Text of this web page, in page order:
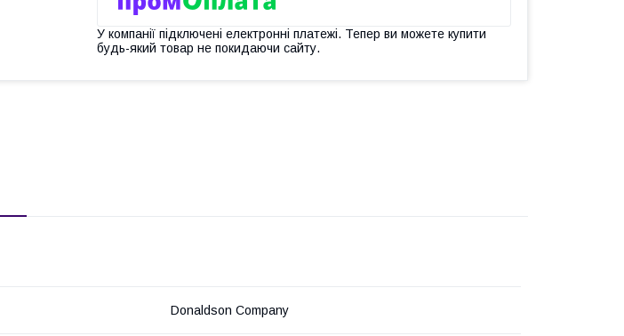
У компанії підключені електронні платежі. Тепер ви можете купити
будь-який товар не покидаючи сайту.
Donaldson Company